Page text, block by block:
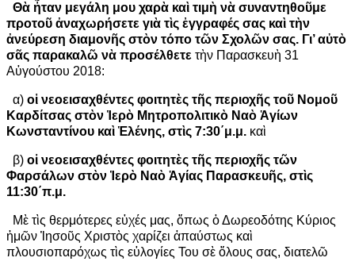
Θὰ ἦταν μεγάλη μου χαρὰ καὶ τιμὴ νὰ συναντηθοῦμε
προτοῦ ἀναχωρήσετε γιὰ τὶς ἐγγραφές σας καὶ τὴν
ἀνεύρεση διαμονῆς στὸν τόπο τῶν Σχολῶν σας. Γι’ αὐτὸ
σᾶς παρακαλῶ νὰ προσέλθετε τὴν Παρασκευὴ 31
Αὐγούστου 2018:
α) οἱ νεοεισαχθέντες φοιτητὲς τῆς περιοχῆς τοῦ Νομοῦ
Καρδίτσας στὸν Ἱερὸ Μητροπολιτικὸ Ναὸ Ἁγίων
Κωνσταντίνου καὶ Ἑλένης, στὶς 7:30΄μ.μ. καὶ
β) οἱ νεοεισαχθέντες φοιτητὲς τῆς περιοχῆς τῶν
Φαρσάλων στὸν Ἱερὸ Ναὸ Ἁγίας Παρασκευῆς, στὶς
11:30΄π.μ.
Μὲ τὶς θερμότερες εὐχές μας, ὅπως ὁ Δωρεοδότης Κύριος
ἡμῶν Ἰησοῦς Χριστὸς χαρίζει ἀπαύστως καὶ
πλουσιοπαρόχως τὶς εὐλογίες Του σὲ ὅλους σας, διατελῶ